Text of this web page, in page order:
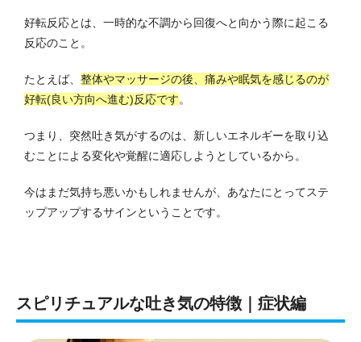
好転反応とは、一時的な不調から回復へと向かう際に起こる
反応のこと。
たとえば、 整体やマッサージの後、痛みや眠気を感じるのが
好転(良い方向へ進む)反応です。
つまり、突然吐き気がするのは、新しいエネルギーを取り込
むことによる変化や覚醒に適応しようとしているから。
今はまだ気持ち悪いかもしれませんが、あなたにとってステ
ップアップするサインということです。
スピリチュアルな吐き気の特徴｜症状編